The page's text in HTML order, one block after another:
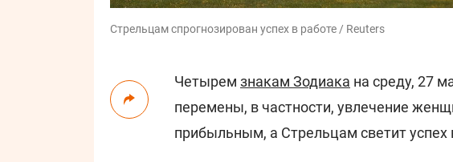
Стрельцам спрогнозирован успех в работе / Reuters
Четырем знакам Зодиака на среду, 27
перемены, в частности, увлечение
прибыльным, а Стрельцам светит успех